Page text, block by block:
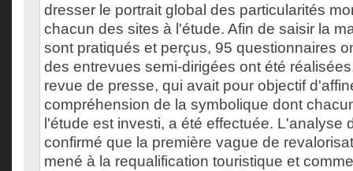
dresser le portrait global des particularités
chacun des sites à l'étude. Afin de saisir la
sont pratiqués et perçus, 95 questionnaires
des entrevues semi-dirigées ont été
revue de presse, qui avait pour objectif
compréhension de la symbolique dont
l'étude est investi, a été effectuée. L'analyse
confirmé que la première vague de
mené à la requalification touristique et